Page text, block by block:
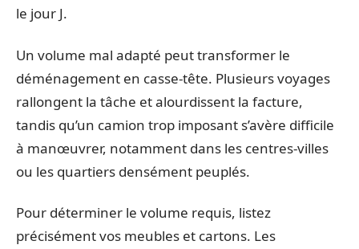
le jour J.
Un volume mal adapté peut transformer le
déménagement en casse-tête. Plusieurs voyages
rallongent la tâche et alourdissent la facture,
tandis qu’un camion trop imposant s’avère difficile
à manœuvrer, notamment dans les centres-villes
ou les quartiers densément peuplés.
Pour déterminer le volume requis, listez
précisément vos meubles et cartons. Les